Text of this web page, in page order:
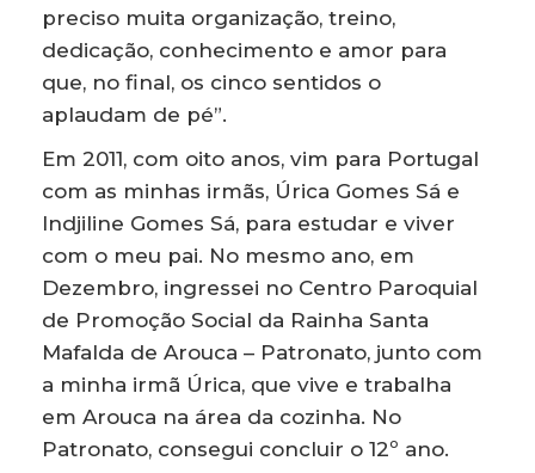
preciso muita organização, treino,
dedicação, conhecimento e amor para
que, no final, os cinco sentidos o
aplaudam de pé”.
Em 2011, com oito anos, vim para Portugal
com as minhas irmãs, Úrica Gomes Sá e
Indjiline Gomes Sá, para estudar e viver
com o meu pai. No mesmo ano, em
Dezembro, ingressei no Centro Paroquial
de Promoção Social da Rainha Santa
Mafalda de Arouca – Patronato, junto com
a minha irmã Úrica, que vive e trabalha
em Arouca na área da cozinha. No
Patronato, consegui concluir o 12º ano.